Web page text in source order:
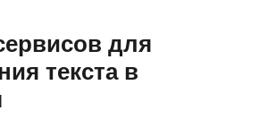
для
текста в